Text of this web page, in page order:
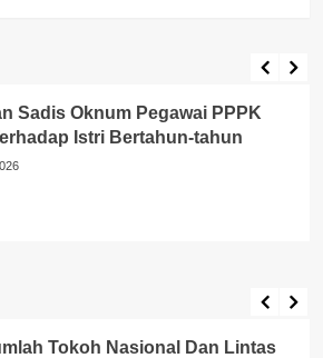
Sadis Oknum Pegawai PPPK
Istri Bertahun-tahun
Tokoh Nasional Dan Lintas